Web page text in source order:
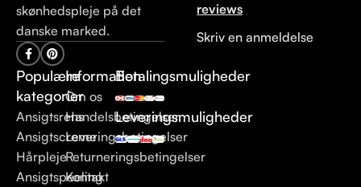
skønhedspleje på det
danske marked.
Populære
kategorier
Ansigtsrens
Ansigtscreme
Hårpleje
Ansigtspeeling
Information
Om os
Handelsbetingelser
Leveringsbetingelser
Returneringsbetingelser
Kontakt
Betalingsmuligheder
Leveringsmuligheder
reviews
Skriv en anmeldelse